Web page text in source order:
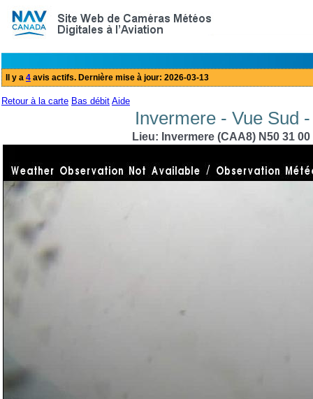
Retour à la carte Bas débit Aide
Invermere - Vue Sud
Lieu: Invermere (CAA8) N50 31